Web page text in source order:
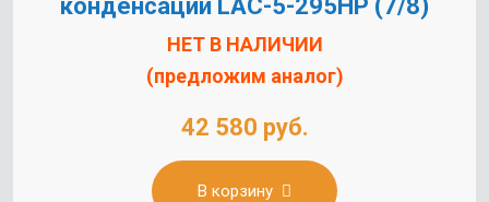
конденсации LAC-5-295HP (7/8)
НЕТ В НАЛИЧИИ
(предложим аналог)
42 580 руб.
В корзину